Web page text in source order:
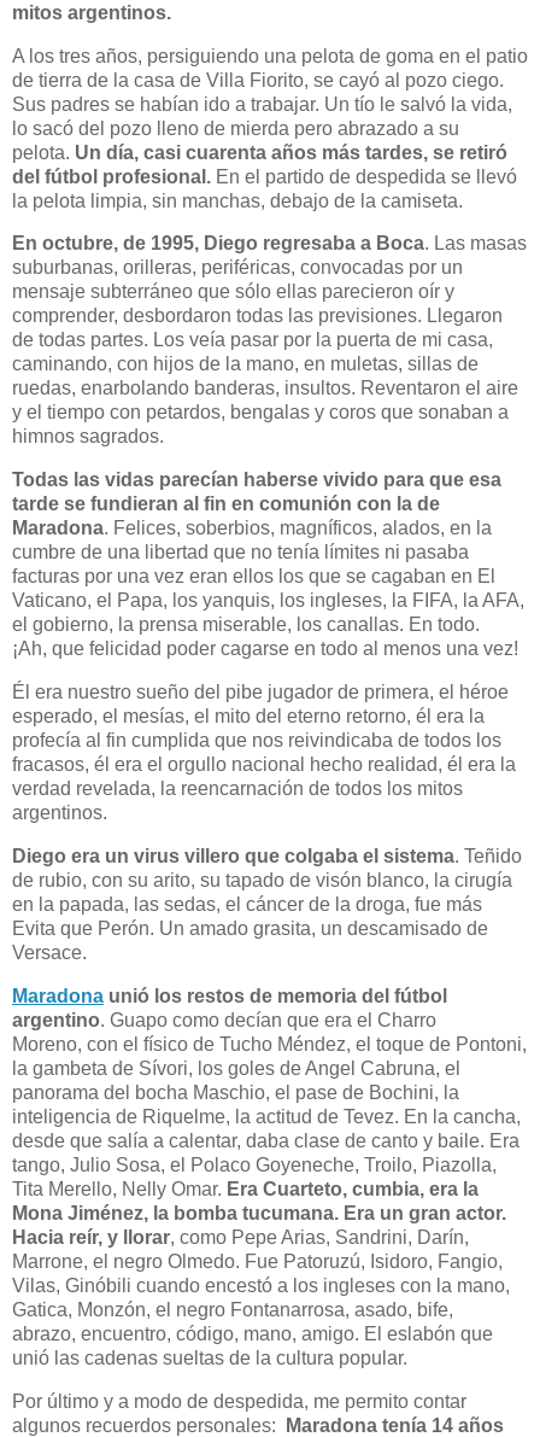
mitos argentinos.
A los tres años, persiguiendo una pelota de goma en el patio
de tierra de la casa de Villa Fiorito, se cayó al pozo ciego.
Sus padres se habían ido a trabajar. Un tío le salvó la vida,
lo sacó del pozo lleno de mierda pero abrazado a su
pelota. Un día, casi cuarenta años más tardes, se retiró
del fútbol profesional. En el partido de despedida se llevó
la pelota limpia, sin manchas, debajo de la camiseta.
En octubre, de 1995, Diego regresaba a Boca. Las masas
suburbanas, orilleras, periféricas, convocadas por un
mensaje subterráneo que sólo ellas parecieron oír y
comprender, desbordaron todas las previsiones. Llegaron
de todas partes. Los veía pasar por la puerta de mi casa,
caminando, con hijos de la mano, en muletas, sillas de
ruedas, enarbolando banderas, insultos. Reventaron el aire
y el tiempo con petardos, bengalas y coros que sonaban a
himnos sagrados.
Todas las vidas parecían haberse vivido para que esa
tarde se fundieran al fin en comunión con la de
Maradona. Felices, soberbios, magníficos, alados, en la
cumbre de una libertad que no tenía límites ni pasaba
facturas por una vez eran ellos los que se cagaban en El
Vaticano, el Papa, los yanquis, los ingleses, la FIFA, la AFA,
el gobierno, la prensa miserable, los canallas. En todo.
¡Ah, que felicidad poder cagarse en todo al menos una vez!
Él era nuestro sueño del pibe jugador de primera, el héroe
esperado, el mesías, el mito del eterno retorno, él era la
profecía al fin cumplida que nos reivindicaba de todos los
fracasos, él era el orgullo nacional hecho realidad, él era la
verdad revelada, la reencarnación de todos los mitos
argentinos.
Diego era un virus villero que colgaba el sistema. Teñido
de rubio, con su arito, su tapado de visón blanco, la cirugía
en la papada, las sedas, el cáncer de la droga, fue más
Evita que Perón. Un amado grasita, un descamisado de
Versace.
Maradona unió los restos de memoria del fútbol
argentino. Guapo como decían que era el Charro
Moreno, con el físico de Tucho Méndez, el toque de Pontoni,
la gambeta de Sívori, los goles de Angel Cabruna, el
panorama del bocha Maschio, el pase de Bochini, la
inteligencia de Riquelme, la actitud de Tevez. En la cancha,
desde que salía a calentar, daba clase de canto y baile. Era
tango, Julio Sosa, el Polaco Goyeneche, Troilo, Piazolla,
Tita Merello, Nelly Omar. Era Cuarteto, cumbia, era la
Mona Jiménez, la bomba tucumana. Era un gran actor.
Hacia reír, y llorar, como Pepe Arias, Sandrini, Darín,
Marrone, el negro Olmedo. Fue Patoruzú, Isidoro, Fangio,
Vilas, Ginóbili cuando encestó a los ingleses con la mano,
Gatica, Monzón, el negro Fontanarrosa, asado, bife,
abrazo, encuentro, código, mano, amigo. El eslabón que
unió las cadenas sueltas de la cultura popular.
Por último y a modo de despedida, me permito contar
algunos recuerdos personales:
Maradona tenía 14 años